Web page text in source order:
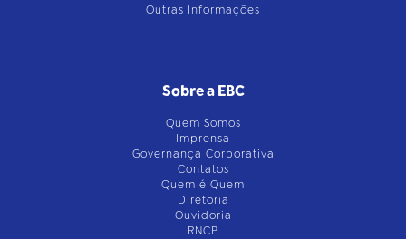
Outras Informações
Sobre a EBC
Quem Somos
Imprensa
Governança Corporativa
Contatos
Quem é Quem
Diretoria
Ouvidoria
RNCP